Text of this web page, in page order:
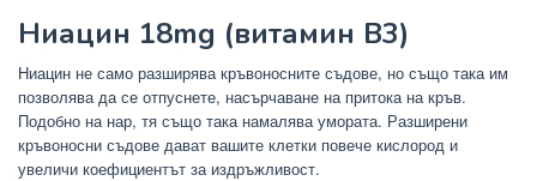
Ниацин 18mg (витамин В3)
Ниацин не само разширява кръвоносните съдове, но също така им
позволява да се отпуснете, насърчаване на притока на кръв.
Подобно на нар, тя също така намалява умората. Разширени
кръвоносни съдове дават вашите клетки повече кислород и
увеличи коефициентът за издръжливост.